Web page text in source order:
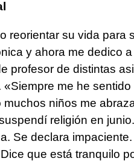
reorientar su vida para
y ahora me dedico
profesor de distintas
me he
muchos niños me
religión en
Se declara
que está tranquilo